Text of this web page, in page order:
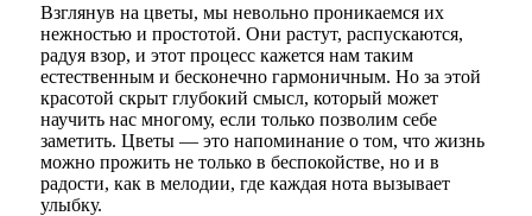
Взглянув на цветы, мы невольно проникаемся их
нежностью и простотой. Они растут, распускаются,
радуя взор, и этот процесс кажется нам таким
естественным и бесконечно гармоничным. Но за этой
красотой скрыт глубокий смысл, который может
научить нас многому, если только позволим себе
заметить. Цветы — это напоминание о том, что жизнь
можно прожить не только в беспокойстве, но и в
радости, как в мелодии, где каждая нота вызывает
улыбку.